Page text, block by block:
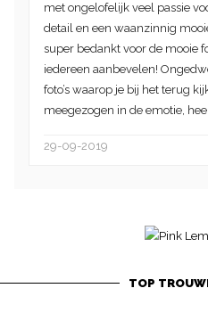
met ongelofelijk veel passie
detail en een waanzinnig
super bedankt voor de mooie
iedereen aanbevelen!
foto’s waarop je bij het terug
meegezogen in de emotie,
29-09-2019
TOP